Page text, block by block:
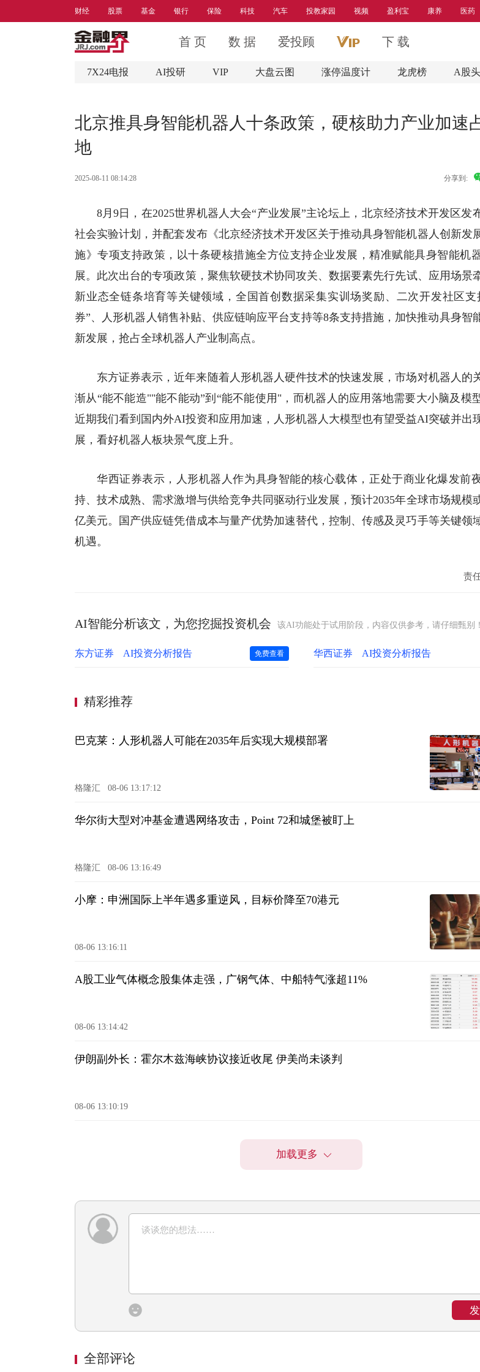
财经 股票 基金 银行 保险 科技 汽车 投教家园 视频 盈利宝 康养 医药
首 页 数 据 爱投顾 下 载
7X24电报 AI投研 VIP 大盘云图 涨停温度计 龙虎榜 A股
北京推具身智能机器人十条政策，硬核助力产业加速
地
2025-08-11 08:14:28 分享到:
8月9日，在2025世界机器人大会“产业发展”主论坛上，北京经济技术开发区发
社会实验计划，并配套发布《北京经济技术开发区关于推动具身智能机器人创新发
施》专项支持政策，以十条硬核措施全方位支持企业发展，精准赋能具身智能机
展。此次出台的专项政策，聚焦软硬技术协同攻关、数据要素先行先试、应用场景
新业态全链条培育等关键领域，全国首创 数据采集实训场奖励、二次开发社区支
券”、
人形机器人销售补贴、供应链响应平台支持等8条支持措施，加快推动具身智
新发展，抢占全球机器人产业制高点。
东方证券表示，近年来随着人形机器人硬件技术的快速发展，市场对机器人的
渐从“能不能造""能不能动”到“能不能使用"，而机器人的应用落地需要大小脑及模
近期我们看到国内外AI投资和应用加速，人形机器人大模型也有望受益AI突破并出
展，看好机器人板块景气度上升。
华西证券表示，人形机器人作为具身智能的核心载体，正处于商业化爆发前
持、技术成熟、需求激增与供给竞争共同驱动行业发展，预计2035年全球市场规模
亿美元。国产供应链凭借成本与量产优势加速替代，控制、传感及灵巧手等关键领
机遇。
责
AI智能分析该文，为您挖掘投资机会 该AI功能处于试用阶段，内容仅供参考，请仔细甄别！
东方证券 AI投资分析报告 免费查看 华西证券 AI投资分析报告
精彩推荐
巴克莱：人形机器人可能在2035年后实现大规模部署
格隆汇 08-06 13:17:12
华尔街大型对冲基金遭遇网络攻击，Point 72和城堡被盯上
格隆汇 08-06 13:16:49
小摩：申洲国际上半年遇多重逆风，目标价降至70港元
08-06 13:16:11
A股工业气体概念股集体走强，广钢气体、中船特气涨超11%
08-06 13:14:42
伊朗副外长：霍尔木兹海峡协议接近收尾 伊美尚未谈判
08-06 13:10:19
加载更多
全部评论